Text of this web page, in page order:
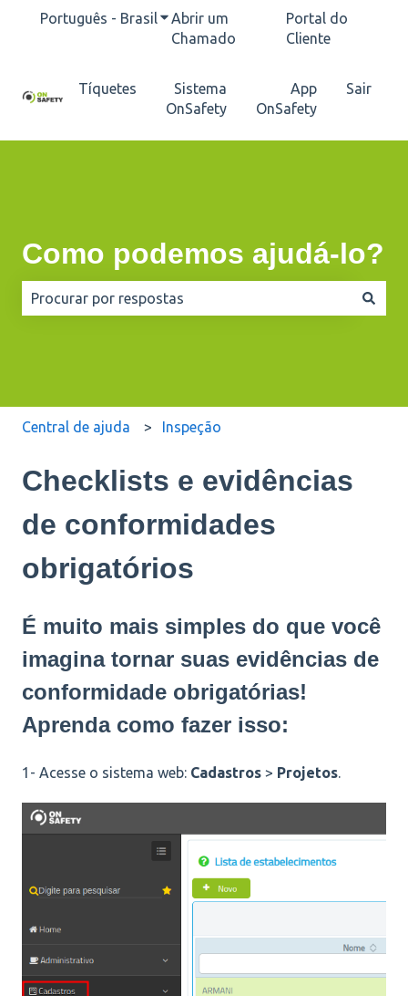
Português - BrasilMostrar submenu para traduções
Abrir um
Chamado
Portal do
Cliente
Tíquetes
Sistema
OnSafety
App
OnSafety
Sair
Como podemos ajudá-lo?
Central de ajuda Inspeção
Checklists e evidências
de conformidades
obrigatórios
É muito mais simples do que você
imagina tornar suas evidências de
conformidade obrigatórias!
Aprenda como fazer isso:
1- Acesse o sistema web: Cadastros > Projetos.